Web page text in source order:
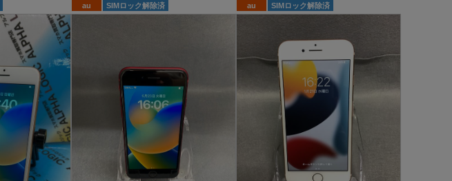
au SIMロック解除済 au SIMロック解除済